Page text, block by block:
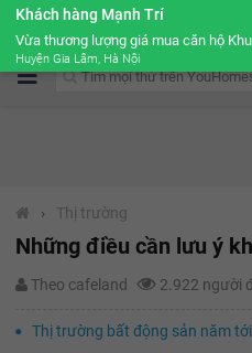
Cộng đồng Môi giới bPRO
› Thị trường
Những điều cần lưu ý
Theo cafeland 2.922 người
Thị trường bất động sản năm tới
Khách hàng Mạnh Trí
Huyện Gia Lâm, Hà Nội